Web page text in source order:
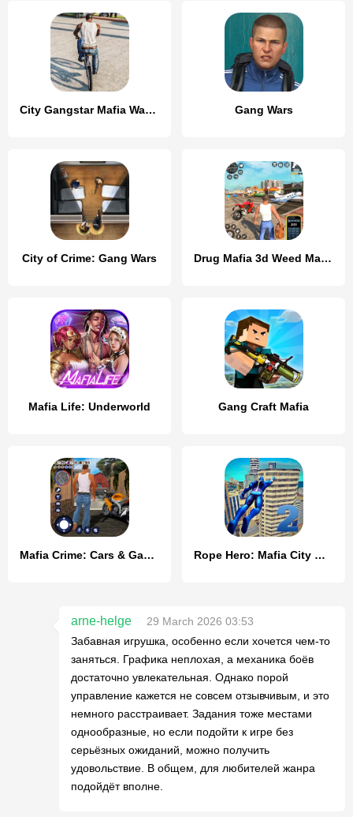
City Gangstar Mafia Wars Games Gang Wars
City of Crime: Gang Wars Drug Mafia 3d Weed Mafia Games
Mafia Life: Underworld Gang Craft Mafia
Mafia Crime: Cars & Gang Wars Rope Hero: Mafia City Wars
arne-helge
29 March 2026 03:53
Забавная игрушка, особенно если хочется чем-то
заняться. Графика неплохая, а механика боёв
достаточно увлекательная. Однако порой
управление кажется не совсем отзывчивым, и это
немного расстраивает. Задания тоже местами
однообразные, но если подойти к игре без
серьёзных ожиданий, можно получить
удовольствие. В общем, для любителей жанра
подойдёт вполне.